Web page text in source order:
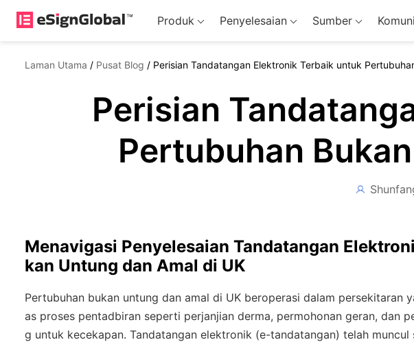
Produk Penyelesaian Sumber
Laman Utama / Pusat Blog / Perisian Tandatangan Elektronik Terbaik untuk
Perisian
Pertubuhan
Menavigasi Penyelesaian Tandatangan
kan Untung dan Amal di UK
Pertubuhan bukan untung dan amal di UK beroperasi dalam persekitaran
as proses pentadbiran seperti perjanjian derma, permohonan geran, dan
g untuk kecekapan. Tandatangan elektronik (e-tandatangan) telah